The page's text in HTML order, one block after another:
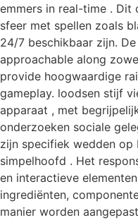
emmers in real-time . Dit
sfeer met spellen zoals
24/7 beschikbaar zijn.
approachable along
provide hoogwaardige
gameplay. loodsen stijf
apparaat , met
onderzoeken sociale
zijn specifiek wedden op
simpelhoofd . Het
en interactieve
ingrediënten,
manier worden